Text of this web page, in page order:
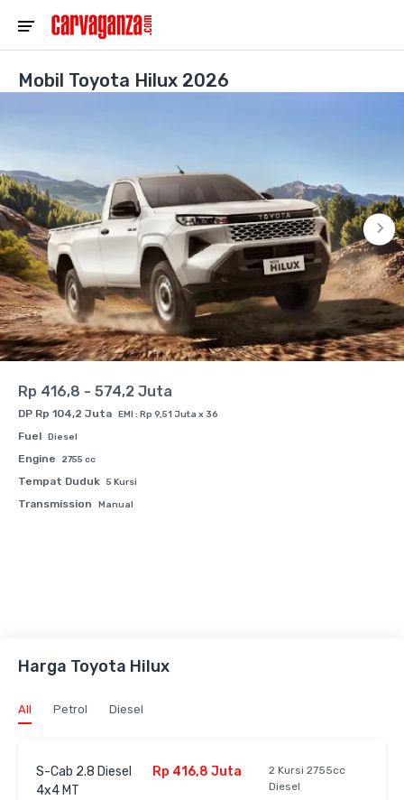
Mobil Toyota Hilux 2026
Rp 416,8 - 574,2 Juta
DP Rp 104,2 Juta EMI : Rp 9,51 Juta x 36
Fuel Diesel
Engine 2755 cc
Tempat Duduk 5 Kursi
Transmission Manual
Harga Toyota Hilux
All Petrol Diesel
S-Cab 2.8 Diesel
4x4 MT
Rp 416,8 Juta
2 Kursi 2755cc
Diesel